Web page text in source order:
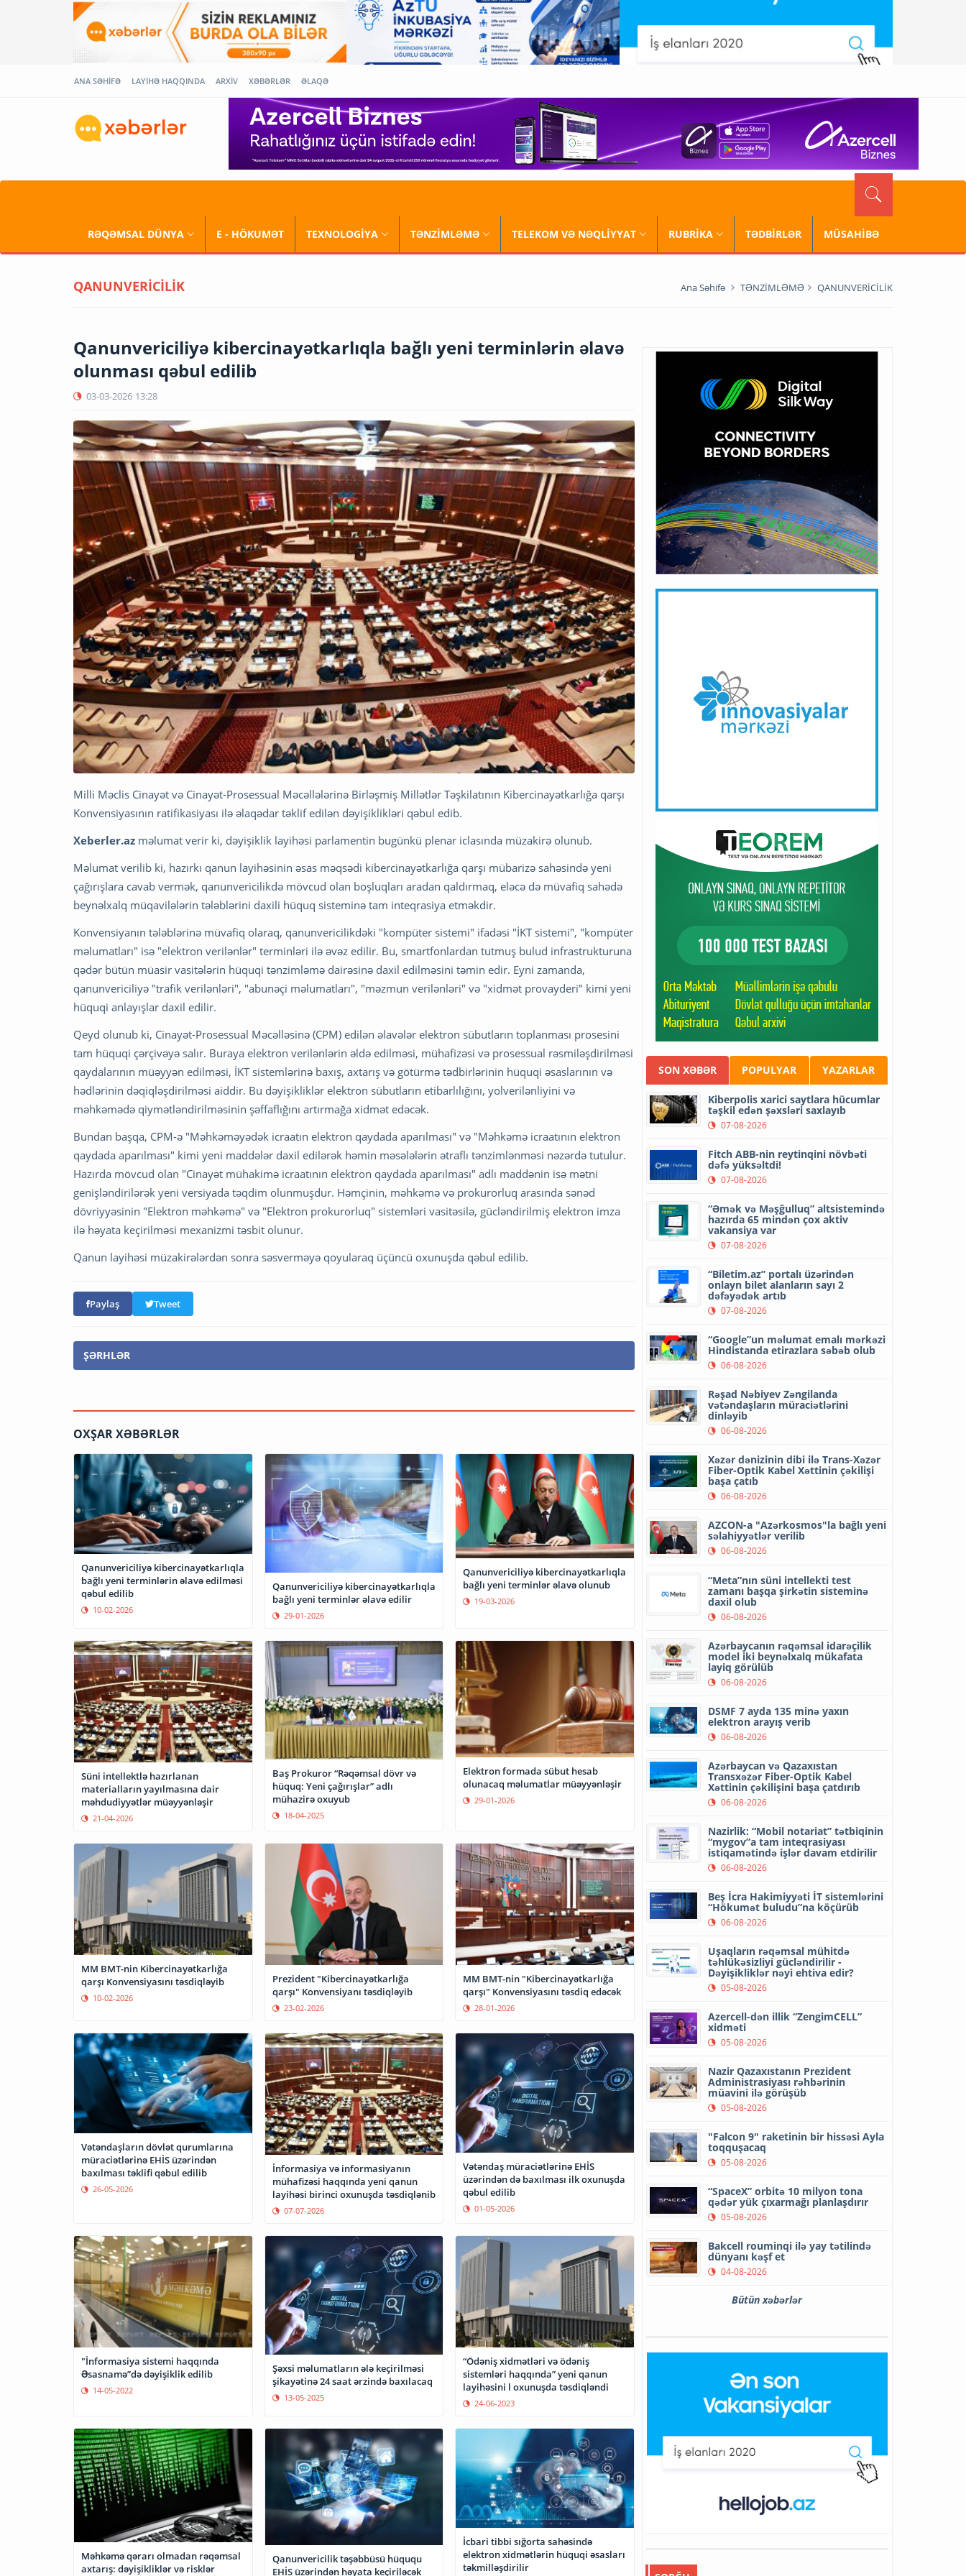
ANA SƏHİFƏ LAYİHƏ HAQQINDA ARXİV XƏBƏRLƏR ƏLAQƏ
RƏQƏMSAL DÜNYA E - HÖKUMƏT TEXNOLOGİYA TƏNZİMLƏMƏ TELEKOM VƏ NƏQLİYYAT RUBRİKA TƏDBİRLƏR MÜSAHİBƏ
QANUNVERİCİLİK Ana Səhifə TƏNZİMLƏMƏ QANUNVERİCİLİK
Qanunvericiliyə kibercinayətkarlıqla bağlı yeni terminlərin əlavə
olunması qəbul edilib
03-03-2026 13:28
Milli Məclis Cinayət və Cinayət-Prosessual Məcəllələrinə Birləşmiş Millətlər Təşkilatının Kibercinayətkarlığa qarşı
Konvensiyasının ratifikasiyası ilə əlaqədar təklif edilən dəyişiklikləri qəbul edib.
Xeberler.az məlumat verir ki, dəyişiklik layihəsi parlamentin bugünkü plenar iclasında müzakirə olunub.
Məlumat verilib ki, hazırkı qanun layihəsinin əsas məqsədi kibercinayətkarlığa qarşı mübarizə sahəsində yeni
çağırışlara cavab vermək, qanunvericilikdə mövcud olan boşluqları aradan qaldırmaq, eləcə də müvafiq sahədə
beynəlxalq müqavilələrin tələblərini daxili hüquq sisteminə tam inteqrasiya etməkdir.
Konvensiyanın tələblərinə müvafiq olaraq, qanunvericilikdəki "kompüter sistemi" ifadəsi "İKT sistemi", "kompüter
məlumatları" isə "elektron verilənlər" terminləri ilə əvəz edilir. Bu, smartfonlardan tutmuş bulud infrastrukturuna
qədər bütün müasir vasitələrin hüquqi tənzimləmə dairəsinə daxil edilməsini təmin edir. Eyni zamanda,
qanunvericiliyə "trafik verilənləri", "abunəçi məlumatları", "məzmun verilənləri" və "xidmət provayderi" kimi yeni
hüquqi anlayışlar daxil edilir.
Qeyd olunub ki, Cinayət-Prosessual Məcəlləsinə (CPM) edilən əlavələr elektron sübutların toplanması prosesini
tam hüquqi çərçivəyə salır. Buraya elektron verilənlərin əldə edilməsi, mühafizəsi və prosessual rəsmiləşdirilməsi
qaydalarının müəyyən edilməsi, İKT sistemlərinə baxış, axtarış və götürmə tədbirlərinin hüquqi əsaslarının və
hədlərinin dəqiqləşdirilməsi aiddir. Bu dəyişikliklər elektron sübutların etibarlılığını, yolverilənliyini və
məhkəmədə qiymətləndirilməsinin şəffaflığını artırmağa xidmət edəcək.
Bundan başqa, CPM-ə "Məhkəməyədək icraatın elektron qaydada aparılması" və "Məhkəmə icraatının elektron
qaydada aparılması" kimi yeni maddələr daxil edilərək həmin məsələlərin ətraflı tənzimlənməsi nəzərdə tutulur.
Hazırda mövcud olan "Cinayət mühakimə icraatının elektron qaydada aparılması" adlı maddənin isə mətni
genişləndirilərək yeni versiyada təqdim olunmuşdur. Həmçinin, məhkəmə və prokurorluq arasında sənəd
dövriyyəsinin "Elektron məhkəmə" və "Elektron prokurorluq" sistemləri vasitəsilə, gücləndirilmiş elektron imza
ilə həyata keçirilməsi mexanizmi təsbit olunur.
Qanun layihəsi müzakirələrdən sonra səsverməyə qoyularaq üçüncü oxunuşda qəbul edilib.
Paylaş Tweet
ŞƏRHLƏR
OXŞAR XƏBƏRLƏR
Qanunvericiliyə kibercinayətkarlıqla
bağlı yeni terminlərin əlavə edilməsi
qəbul edilib
10-02-2026
Qanunvericiliyə kibercinayətkarlıqla
bağlı yeni terminlər əlavə edilir
29-01-2026
Qanunvericiliyə kibercinayətkarlıqla
bağlı yeni terminlər əlavə olunub
19-03-2026
Süni intellektlə hazırlanan
materialların yayılmasına dair
məhdudiyyətlər müəyyənləşir
21-04-2026
Baş Prokuror “Rəqəmsal dövr və
hüquq: Yeni çağırışlar” adlı
mühazirə oxuyub
18-04-2025
Elektron formada sübut hesab
olunacaq məlumatlar müəyyənləşir
29-01-2026
MM BMT-nin Kibercinayətkarlığa
qarşı Konvensiyasını təsdiqləyib
10-02-2026
Prezident "Kibercinayətkarlığa
qarşı" Konvensiyanı təsdiqləyib
23-02-2026
MM BMT-nin "Kibercinayətkarlığa
qarşı" Konvensiyasını təsdiq edəcək
28-01-2026
Vətəndaşların dövlət qurumlarına
müraciətlərinə EHİS üzərindən
baxılması təklifi qəbul edilib
26-05-2026
İnformasiya və informasiyanın
mühafizəsi haqqında yeni qanun
layihəsi birinci oxunuşda təsdiqlənib
07-07-2026
Vətəndaş müraciətlərinə EHİS
üzərindən də baxılması ilk oxunuşda
qəbul edilib
01-05-2026
"İnformasiya sistemi haqqında
Əsasnamə”də dəyişiklik edilib
14-05-2022
Şəxsi məlumatların ələ keçirilməsi
şikayətinə 24 saat ərzində baxılacaq
13-05-2025
“Ödəniş xidmətləri və ödəniş
sistemləri haqqında” yeni qanun
layihəsini l oxunuşda təsdiqləndi
24-06-2023
Məhkəmə qərarı olmadan rəqəmsal
axtarış: dəyişikliklər və risklər
Qanunvericilik təşəbbüsü hüququ
EHİS üzərindən həyata keçiriləcək
İcbari tibbi sığorta sahəsində
elektron xidmətlərin hüquqi əsasları
təkmilləşdirilir
SON XƏBƏR POPULYAR YAZARLAR
Kiberpolis xarici saytlara hücumlar
təşkil edən şəxsləri saxlayıb
07-08-2026
Fitch ABB-nin reytinqini növbəti
dəfə yüksəltdi!
07-08-2026
“Əmək və Məşğulluq” altsistemində
hazırda 65 mindən çox aktiv
vakansiya var
07-08-2026
“Biletim.az” portalı üzərindən
onlayn bilet alanların sayı 2
dəfəyədək artıb
07-08-2026
“Google”un məlumat emalı mərkəzi
Hindistanda etirazlara səbəb olub
06-08-2026
Rəşad Nəbiyev Zəngilanda
vətəndaşların müraciətlərini
dinləyib
06-08-2026
Xəzər dənizinin dibi ilə Trans-Xəzər
Fiber-Optik Kabel Xəttinin çəkilişi
başa çatıb
06-08-2026
AZCON-a "Azərkosmos"la bağlı yeni
səlahiyyətlər verilib
06-08-2026
“Meta”nın süni intellekti test
zamanı başqa şirkətin sisteminə
daxil olub
06-08-2026
Azərbaycanın rəqəmsal idarəçilik
model iki beynəlxalq mükafata
layiq görülüb
06-08-2026
DSMF 7 ayda 135 minə yaxın
elektron arayış verib
06-08-2026
Azərbaycan və Qazaxıstan
Transxəzər Fiber-Optik Kabel
Xəttinin çəkilişini başa çatdırıb
06-08-2026
Nazirlik: “Mobil notariat” tətbiqinin
“mygov”a tam inteqrasiyası
istiqamətində işlər davam etdirilir
06-08-2026
Beş İcra Hakimiyyəti İT sistemlərini
“Hökumət buludu”na köçürüb
06-08-2026
Uşaqların rəqəmsal mühitdə
təhlükəsizliyi gücləndirilir -
Dəyişikliklər nəyi ehtiva edir?
05-08-2026
Azercell-dən illik “ZengimCELL”
xidməti
05-08-2026
Nazir Qazaxıstanın Prezident
Administrasiyası rəhbərinin
müavini ilə görüşüb
05-08-2026
"Falcon 9" raketinin bir hissəsi Ayla
toqquşacaq
05-08-2026
“SpaceX” orbitə 10 milyon tona
qədər yük çıxarmağı planlaşdırır
05-08-2026
Bakcell rouminqi ilə yay tətilində
dünyanı kəşf et
04-08-2026
Bütün xəbərlər